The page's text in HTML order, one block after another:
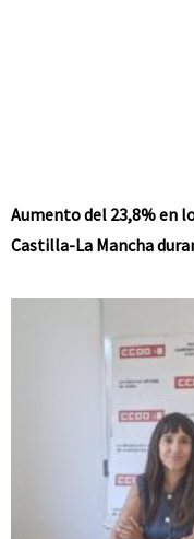
Aumento del 23,8% en
Castilla-La Mancha